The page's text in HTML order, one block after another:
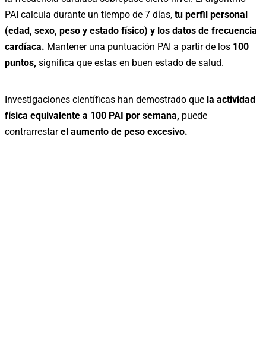
PAI calcula durante un tiempo de 7 días, tu perfil personal
(edad, sexo, peso y estado físico) y los datos de frecuencia
cardíaca. Mantener una puntuación PAI a partir de los 100
puntos, significa que estas en buen estado de salud.
Investigaciones científicas han demostrado que la actividad
física equivalente a 100 PAI por semana, puede
contrarrestarel aumento de peso excesivo.